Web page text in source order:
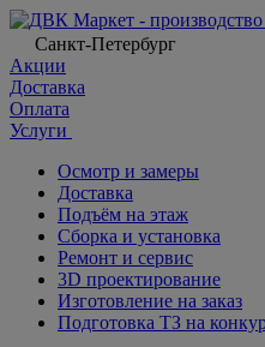
Санкт-Петербург
Акции
Доставка
Оплата
Услуги
Осмотр и замеры
Доставка
Подъём на этаж
Сборка и установка
Ремонт и сервис
3D проектирование
Изготовление на заказ
Подготовка ТЗ на